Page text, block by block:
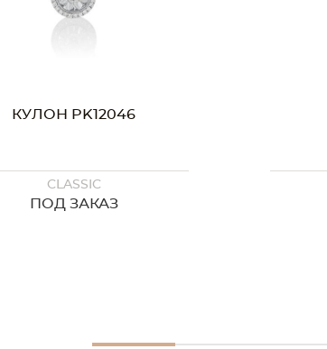
КУЛОН PK12046
CLASSIC
ПОД ЗАКАЗ